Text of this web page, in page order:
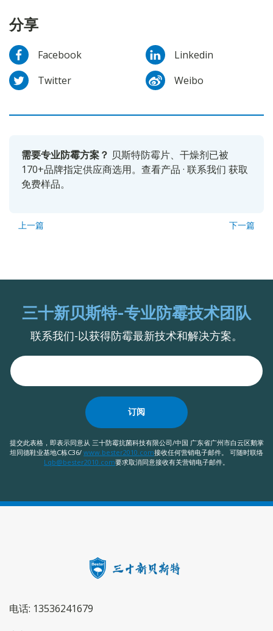
分享
Facebook
Linkedin
Twitter
Weibo
需要专业防霉方案？ 贝斯特防霉片、干燥剂已被
170+品牌指定供应商选用。 查看产品 · 联系我们 获取
免费样品。
上一篇 下一篇
三十新贝斯特-专业防霉技术团队
联系我们-以获得防霉最新技术和解决方案。
订阅
提交此表格，即表示同意从 三十防霉抗菌科技有限公司/中国 广东省广州市白云区鹅掌
坦同德鞋业基地C栋C36/ www.bester2010.com接收任何营销电子邮件。 可随时联络
Lqb@bester2010.com要求取消同意接收有关营销电子邮件。
电话: 13536241679